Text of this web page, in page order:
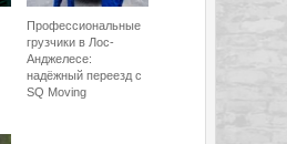
Профессиональные
грузчики в Лос-
Анджелесе:
надёжный переезд с
SQ Moving